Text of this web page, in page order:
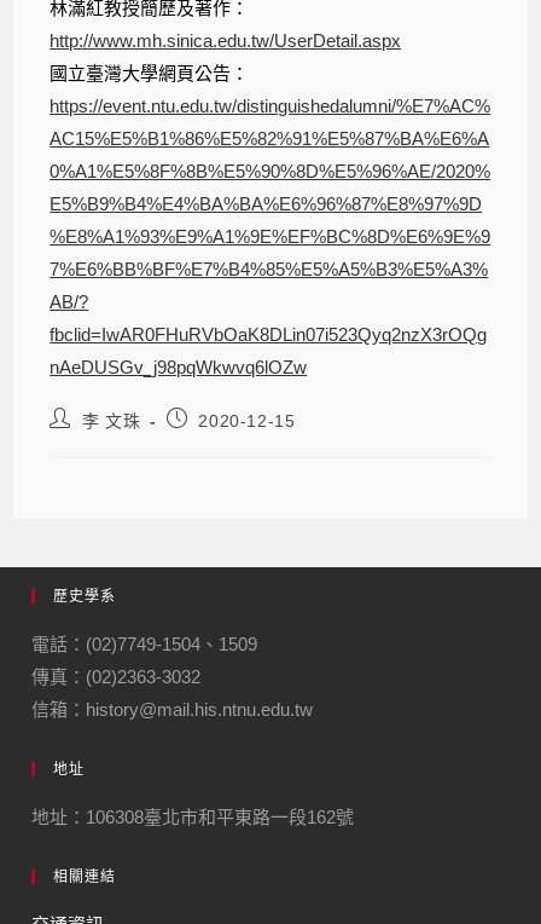
林滿紅教授簡歷及著作：
http://www.mh.sinica.edu.tw/UserDetail.aspx
國立臺灣大學網頁公告：
https://event.ntu.edu.tw/distinguishedalumni/%E7%AC%
AC15%E5%B1%86%E5%82%91%E5%87%BA%E6%A
0%A1%E5%8F%8B%E5%90%8D%E5%96%AE/2020%
E5%B9%B4%E4%BA%BA%E6%96%87%E8%97%9D
%E8%A1%93%E9%A1%9E%EF%BC%8D%E6%9E%9
7%E6%BB%BF%E7%B4%85%E5%A5%B3%E5%A3%
AB/?
fbclid=IwAR0FHuRVbOaK8DLin07i523Qyq2nzX3rOQg
nAeDUSGv_j98pqWkwvq6lOZw
李 文珠 2020-12-15
歷史學系
電話：(02)7749-1504、1509
傳真：(02)2363-3032
信箱：history@mail.his.ntnu.edu.tw
地址
地址：106308臺北市和平東路一段162號
相關連結